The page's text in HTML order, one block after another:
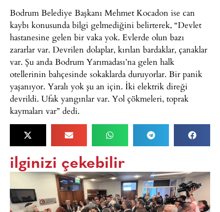
Bodrum Belediye Başkanı Mehmet Kocadon ise can
kaybı konusunda bilgi gelmediğini belirterek, “Devlet
hastanesine gelen bir vaka yok. Evlerde olun bazı
zararlar var. Devrilen dolaplar, kırılan bardaklar, çanaklar
var. Şu anda Bodrum Yarımadası’na gelen halk
otellerinin bahçesinde sokaklarda duruyorlar. Bir panik
yaşanıyor. Yaralı yok şu an için. İki elektrik direği
devrildi. Ufak yangınlar var. Yol çökmeleri, toprak
kaymaları var” dedi.
ilginizi çekebilir